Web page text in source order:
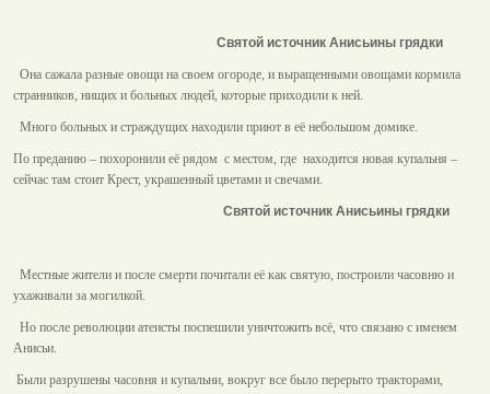
Святой источник Анисьины грядки
Она сажала разные овощи на своем огороде, и выращенными овощами кормила
странников, нищих и больных людей, которые приходили к ней.
Много больных и страждущих находили приют в её небольшом домике.
По преданию – похоронили её рядом с местом, где находится новая купальня –
сейчас там стоит Крест, украшенный цветами и свечами.
Святой источник Анисьины грядки
Местные жители и после смерти почитали её как святую, построили часовню и
ухаживали за могилкой.
Но после революции атеисты поспешили уничтожить всё, что связано с именем
Анисьи.
Были разрушены часовня и купальни, вокруг все было перерыто тракторами,